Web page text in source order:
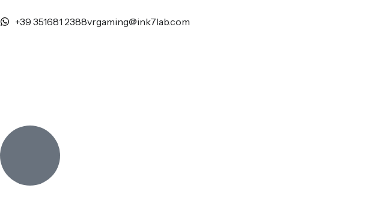
+39 351681 2388vrgaming@ink7lab.com